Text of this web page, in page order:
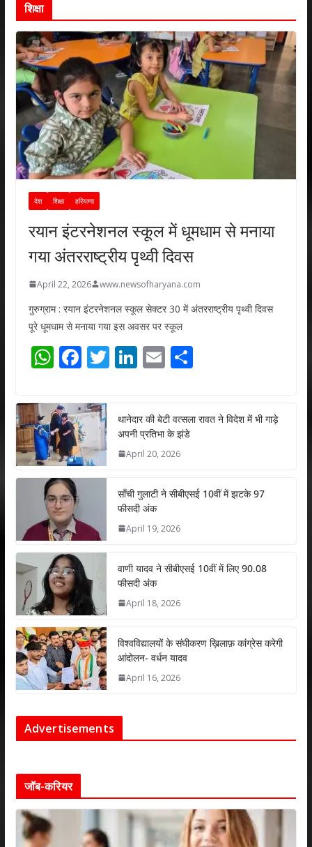
शिक्षा
देश शिक्षा हरियाणा
रयान इंटरनेशनल स्कूल में धूमधाम से मनाया
गया अंतरराष्ट्रीय पृथ्वी दिवस
April 22, 2026 www.newsofharyana.com
गुरुग्राम : रयान इंटरनेशनल स्कूल सेक्टर 30 में अंतरराष्ट्रीय पृथ्वी दिवस
पूरे धूमधाम से मनाया गया इस अवसर पर स्कूल
W
at
s
A
p
p
F
e
b
o
o
T
er
Li
e
dI
E
l
S
e
थानेदार की बेटी वत्सला रावत ने विदेश में भी गाड़े
अपनी प्रतिभा के झंडे
April 20, 2026
साँची गुलाटी ने सीबीएसई 10वीं में झटके 97
फीसदी अंक
April 19, 2026
वाणी यादव ने सीबीएसई 10वीं में लिए 90.08
फीसदी अंक
April 18, 2026
विश्वविद्यालयों के संघीकरण ख़िलाफ़ कांग्रेस करेगी
आंदोलन- वर्धन यादव
April 16, 2026
Advertisements
जॉब-करियर